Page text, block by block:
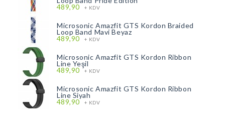
489,90 + KDV
Microsonic Amazfit GTS Kordon Braided
Loop Band Mavi Beyaz
489,90 + KDV
Microsonic Amazfit GTS Kordon Ribbon
Line Yeşil
489,90 + KDV
Microsonic Amazfit GTS Kordon Ribbon
Line Siyah
489,90 + KDV